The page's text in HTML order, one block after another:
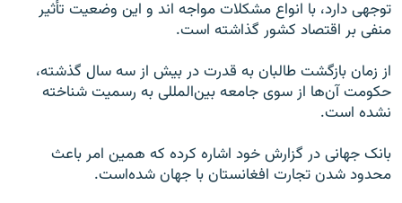
توجهی دارد، با انواع مشکلات مواجه اند و این وضعیت تأثیر
منفی بر اقتصاد کشور گذاشته است.
از زمان بازگشت طالبان به قدرت در بیش از سه سال گذشته،
حکومت آن‌ها از سوی جامعه بین‌المللی به رسمیت شناخته
نشده است.
بانک جهانی در گزارش خود اشاره کرده که همین امر باعث
محدود شدن تجارت افغانستان با جهان شده‌است.